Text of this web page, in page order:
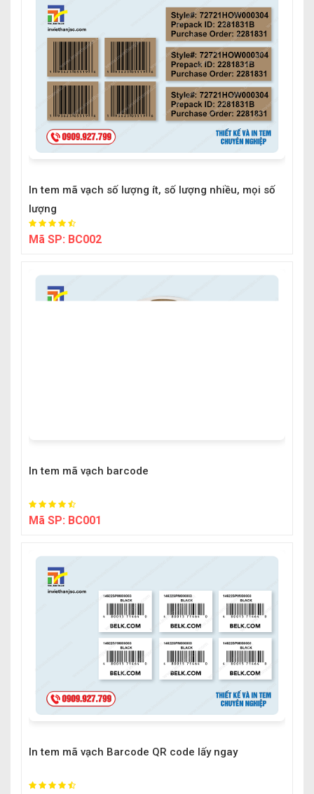
In tem mã vạch số lượng ít, số lượng nhiều, mọi số
lượng
Mã SP: BC002
In tem mã vạch barcode
Mã SP: BC001
In tem mã vạch Barcode QR code lấy ngay